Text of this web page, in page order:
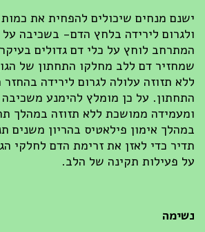
ישנם מנחים שיכולים להפחית את
ולגרום לירידה בלחץ הדם- בשכיבה
המתרחב לוחץ על כלי דם גדולים בעיקר
שמחזיר דם ללב מחלקו התחתון של
ללא תזוזה עלולה לגרום לירידה בהחזר
התחתון. על כן מומלץ להימנע
ומעמידה ממושכת ללא תזוזה במהלך
במהלך אימון פילאטיס בהריון משנים
תדיר כדי לאזן את זרימת הדם לחלקי
על פעילות תקינה של הלב.
נשימה